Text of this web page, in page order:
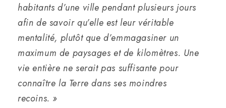
habitants d’une ville pendant plusieurs jours
afin de savoir qu’elle est leur véritable
mentalité, plutôt que d’emmagasiner un
maximum de paysages et de kilomètres. Une
vie entière ne serait pas suffisante pour
connaître la Terre dans ses moindres
recoins. »